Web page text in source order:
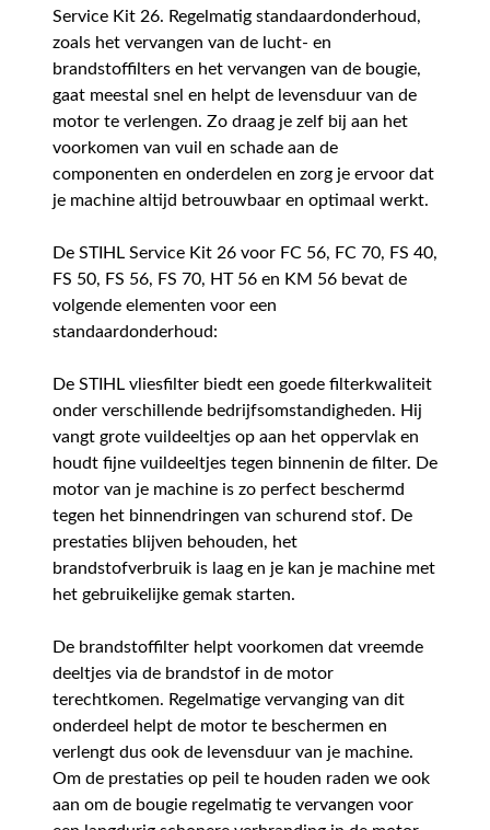
Service Kit 26. Regelmatig standaardonderhoud,
zoals het vervangen van de lucht- en
brandstoffilters en het vervangen van de bougie,
gaat meestal snel en helpt de levensduur van de
motor te verlengen. Zo draag je zelf bij aan het
voorkomen van vuil en schade aan de
componenten en onderdelen en zorg je ervoor dat
je machine altijd betrouwbaar en optimaal werkt.
De STIHL Service Kit 26 voor FC 56, FC 70, FS 40,
FS 50, FS 56, FS 70, HT 56 en KM 56 bevat de
volgende elementen voor een
standaardonderhoud:
De STIHL vliesfilter biedt een goede filterkwaliteit
onder verschillende bedrijfsomstandigheden. Hij
vangt grote vuildeeltjes op aan het oppervlak en
houdt fijne vuildeeltjes tegen binnenin de filter. De
motor van je machine is zo perfect beschermd
tegen het binnendringen van schurend stof. De
prestaties blijven behouden, het
brandstofverbruik is laag en je kan je machine met
het gebruikelijke gemak starten.
De brandstoffilter helpt voorkomen dat vreemde
deeltjes via de brandstof in de motor
terechtkomen. Regelmatige vervanging van dit
onderdeel helpt de motor te beschermen en
verlengt dus ook de levensduur van je machine.
Om de prestaties op peil te houden raden we ook
aan om de bougie regelmatig te vervangen voor